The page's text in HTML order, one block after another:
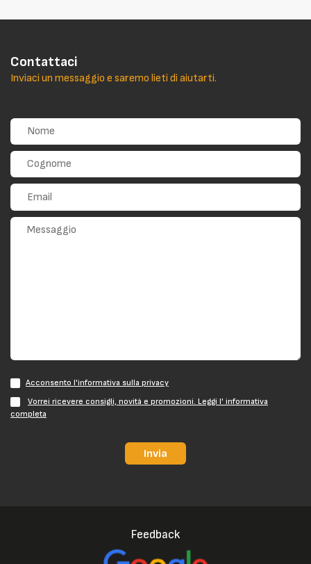
Contattaci
Inviaci un messaggio e saremo lieti di aiutarti.
Acconsento l'informativa sulla privacy
Vorrei ricevere consigli, novità e promozioni. Leggi l' informativa
completa
Invia
Feedback